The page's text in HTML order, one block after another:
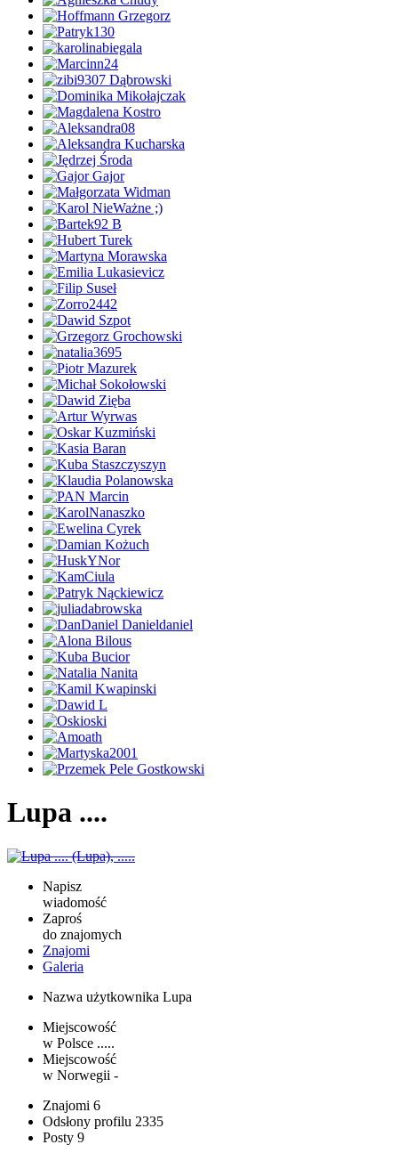
Lupa ....
Napisz
wiadomość
Zaproś
do znajomych
Znajomi
Galeria
Nazwa użytkownika Lupa
Miejscowość
w Polsce .....
Miejscowość
w Norwegii -
Znajomi 6
Odsłony profilu 2335
Posty 9